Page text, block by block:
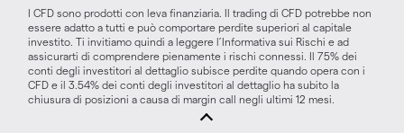
I CFD sono prodotti con leva finanziaria. Il trading di CFD potrebbe non
essere adatto a tutti e può comportare perdite superiori al capitale
investito. Ti invitiamo quindi a leggere l’Informativa sui Rischi e ad
assicurarti di comprendere pienamente i rischi connessi. Il 75% dei
conti degli investitori al dettaglio subisce perdite quando opera con i
CFD e il 3.54% dei conti degli investitori al dettaglio ha subito la
chiusura di posizioni a causa di margin call negli ultimi 12 mesi.